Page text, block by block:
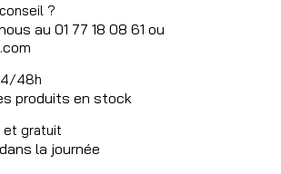
?
au 01 77 18 08 61 ou
48h
produits en stock
et gratuit
la journée